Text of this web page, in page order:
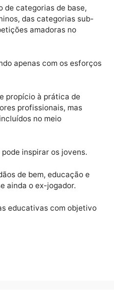
tipo de vínculo com a
de categorias de
e femininos, das
competições amadoras
mantendo apenas com os
jogadores profissionais,
incluídos no meio
– disse ainda o ex-